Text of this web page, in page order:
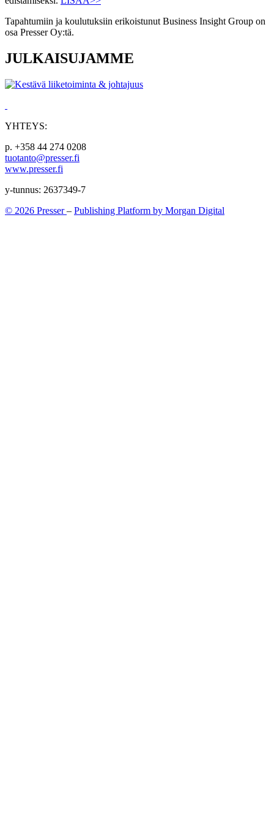
Tapahtumiin ja koulutuksiin erikoistunut Business Insight Group on
osa Presser Oy:tä.
JULKAISUJAMME
YHTEYS:
p. +358 44 274 0208
tuotanto@presser.fi
www.presser.fi
y-tunnus: 2637349-7
© 2026 Presser– Publishing Platform by Morgan Digital